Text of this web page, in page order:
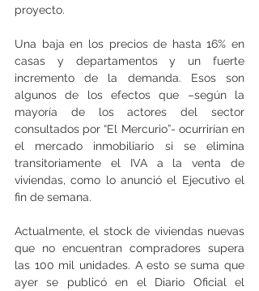
proyecto.
Una baja en los precios de hasta 16% en
casas y departamentos y un fuerte
incremento de la demanda. Esos son
algunos de los efectos que –según la
mayoría de los actores del sector
consultados por “El Mercurio”- ocurrirían en
el mercado inmobiliario si se elimina
transitoriamente el IVA a la venta de
viviendas, como lo anunció el Ejecutivo el
fin de semana.
Actualmente, el stock de viviendas nuevas
que no encuentran compradores supera
las 100 mil unidades. A esto se suma que
ayer se publicó en el Diario Oficial el